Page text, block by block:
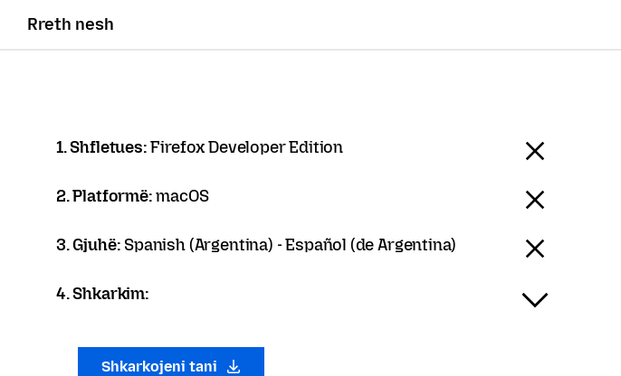
Rreth nesh
1. Shfletues:Firefox Developer Edition
2. Platformë:macOS
3. Gjuhë: Spanish (Argentina) - Español (de Argentina)
4. Shkarkim:
Shkarkojeni tani